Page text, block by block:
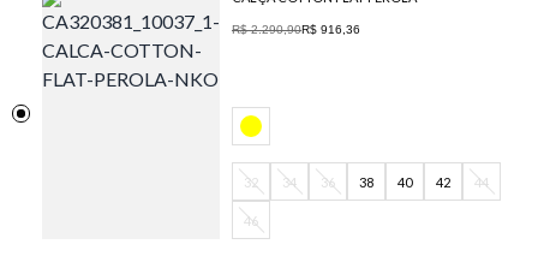
R$ 2.290,90R$ 916,36
32 34 36 38 40 42 44
46